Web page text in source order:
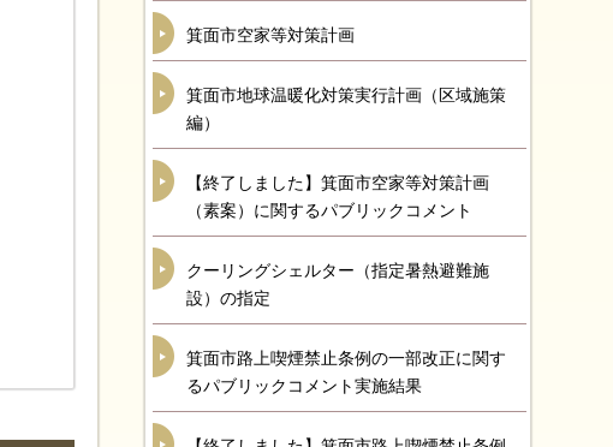
箕面市空家等対策計画
箕面市地球温暖化対策実行計画（区域施策
編）
【終了しました】箕面市空家等対策計画
（素案）に関するパブリックコメント
クーリングシェルター（指定暑熱避難施
設）の指定
箕面市路上喫煙禁止条例の一部改正に関す
るパブリックコメント実施結果